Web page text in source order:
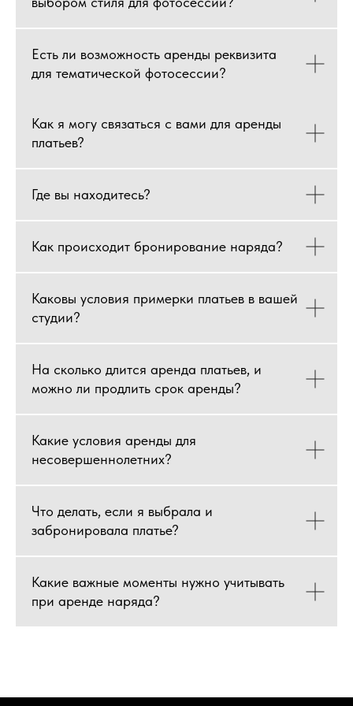
Есть ли возможность аренды реквизита
для тематической фотосессии?
Как я могу связаться с вами для аренды
платьев?
Где вы находитесь?
Как происходит бронирование наряда?
Каковы условия примерки платьев в вашей
студии?
На сколько длится аренда платьев, и
можно ли продлить срок аренды?
Какие условия аренды для
несовершеннолетних?
Что делать, если я выбрала и
забронировала платье?
Какие важные моменты нужно учитывать
при аренде наряда?